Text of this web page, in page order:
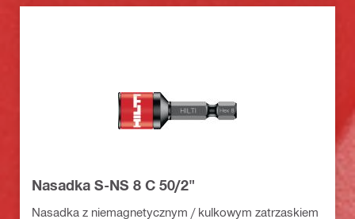
Nasadka S-NS 8 C 50/2"
Nasadka z niemagnetycznym / kulkowym zatrzaskiem